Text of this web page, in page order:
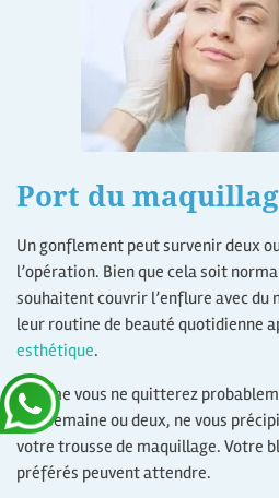
Port du
Un gonflement peut survenir deux
l’opération. Bien que cela soit
souhaitent couvrir l’enflure avec du
leur routine de beauté quotidienne
esthétique.
Comme vous ne quitterez
une semaine ou deux, ne vous
votre trousse de maquillage. Votre
préférés peuvent attendre.